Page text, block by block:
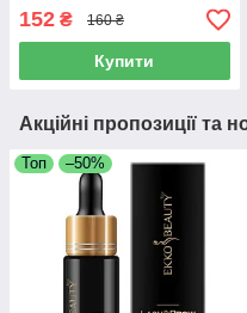
152 ₴ 160 ₴
Купити
Акційні пропозиції та
Топ –50%